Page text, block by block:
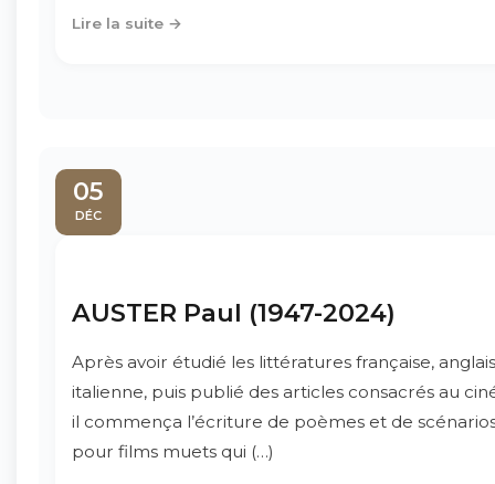
Lire la suite →
05
DÉC
AUSTER Paul (1947-2024)
Après avoir étudié les littératures française,
italienne, puis publié des articles consacrés au
il commença l’écriture de poèmes et de
pour films muets qui (…)